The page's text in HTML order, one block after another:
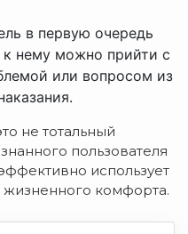
в первую очередь
нему можно прийти с
или вопросом из
не тотальный
пользователя
использует
комфорта.